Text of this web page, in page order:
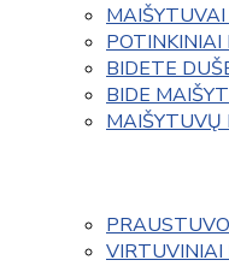
POTINKINIAI
BIDETE
BIDE
MAIŠYTUVŲ
VIRTUVINIAI